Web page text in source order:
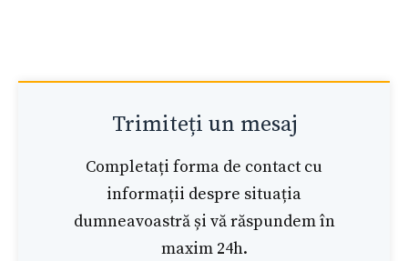
Trimiteți un mesaj
Completați forma de contact cu
informații despre situația
dumneavoastră și vă răspundem în
maxim 24h.